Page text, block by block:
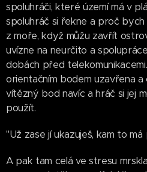
spoluhráči, které území má v
spoluhráč si řekne a proč
z moře, když můžu zavřít
uvízne na neurčito a
dobách před
orientačním bodem uzavřena a
vítězný bod navíc a hráč si jej
použít.
"Už zase jí ukazuješ, kam to
A pak tam celá ve stresu